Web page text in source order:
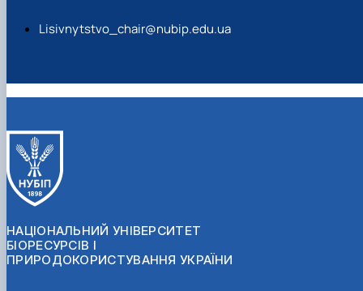
Lisivnytstvo_chair@nubip.edu.ua
НАЦІОНАЛЬНИЙ УНІВЕРСИТЕТ
БІОРЕСУРСІВ І
ПРИРОДОКОРИСТУВАННЯ УКРАЇНИ